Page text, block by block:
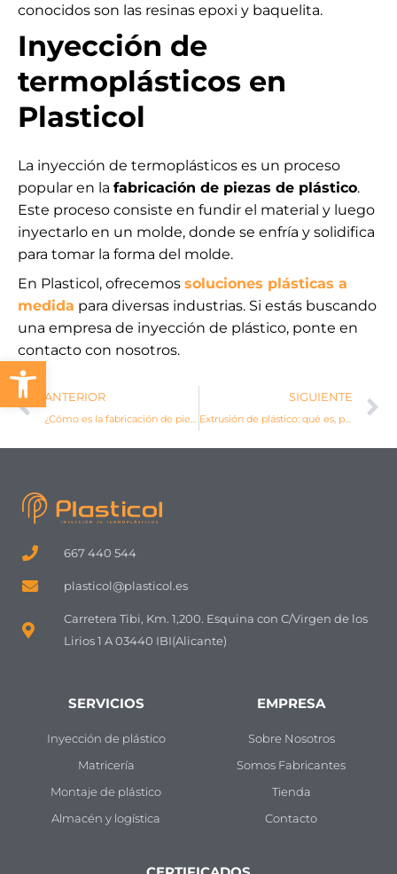
Abrir barra de herramientas
conocidos son las resinas epoxi y baquelita.
Inyección de
termoplásticos en
Plasticol
La inyección de termoplásticos es un proceso
popular en la fabricación de piezas de plástico.
Este proceso consiste en fundir el material y luego
inyectarlo en un molde, donde se enfría y solidifica
para tomar la forma del molde.
En Plasticol, ofrecemos soluciones plásticas a
medida para diversas industrias. Si estás buscando
una empresa de inyección de plástico, ponte en
contacto con nosotros.
Ant
ANTERIOR
¿Cómo es la fabricación de piezas de plástico?
SIGUIENTE
Extrusión de plástico: qué es, proceso y tipos
667 440 544
plasticol@plasticol.es
Carretera Tibi, Km. 1,200. Esquina con C/Virgen de los
Lirios 1 A 03440 IBI(Alicante)
SERVICIOS
Inyección de plástico
Matricería
Montaje de plástico
Almacén y logística
EMPRESA
Sobre Nosotros
Somos Fabricantes
Tienda
Contacto